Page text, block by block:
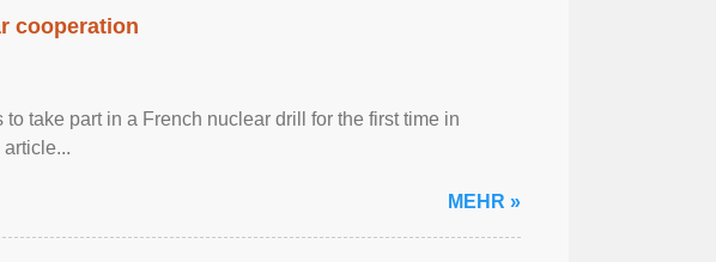
cooperation
take part in a French nuclear drill for the first time in
MEHR »